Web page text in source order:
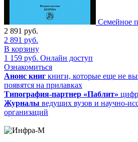
Семейное
2 891 руб.
2 891 руб.
В корзину
1 159 руб. Онлайн доступ
Ознакомиться
Анонс книг книги, которые еще не
появятся на прилавках
Типография-партнер «Паблит»
Журналы ведущих вузов и научно-
организаций